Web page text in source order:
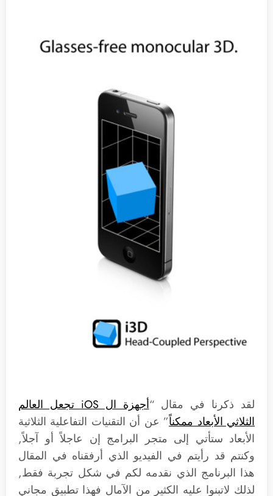
لقد ذكرنا في مقال “
أجهزة ال iOS تجعل العالم
الثلاثي الأبعاد ممكناً” عن أن التقنيات التفاعلية الثلاثية
الأبعاد ستأتي إلى متجر البرامج إن عاجلاً أو آجلاً,
وكنتم قد رأيتم في الفيديو الذي أرفقناه في المقال
هذا البرنامج الذي نقدمه لكم في شكل تجربة فقط,
لذلك لاتبنوا عليه الكثير من الآمال فهذا تطبيق مجاني